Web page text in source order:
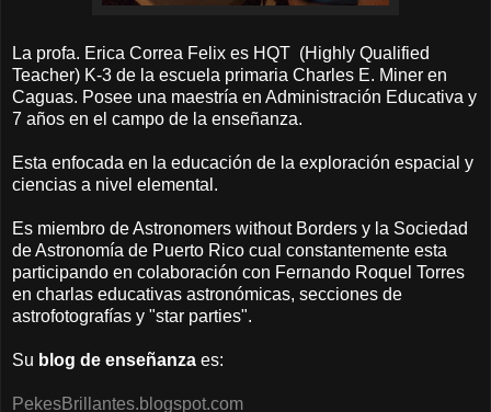
La profa. Erica Correa Felix es HQT (Highly Qualified
Teacher) K-3 de la escuela primaria Charles E. Miner en
Caguas. Posee una maestría en Administración Educativa y
7 años en el campo de la enseñanza.
Esta enfocada en la educación de la exploración espacial y
ciencias a nivel elemental.
Es miembro deAstronomers without Borders y la Sociedad
de Astronomía de Puerto Rico cual constantemente esta
participando en colaboración con Fernando Roquel Torres
en charlas educativas astronómicas, secciones de
astrofotografías y "star parties".
Su blog de enseñanza es:
PekesBrillantes.blogspot.com